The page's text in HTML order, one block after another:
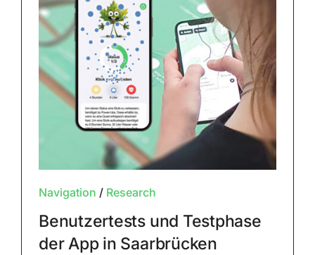
Navigation / Research
Benutzertests und Testphase
der App in Saarbrücken